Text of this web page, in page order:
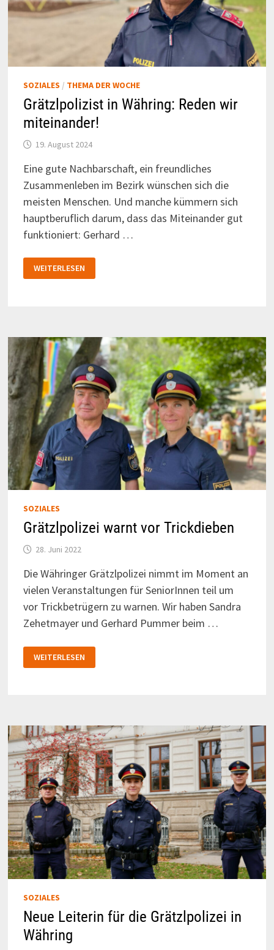
SOZIALES / THEMA DER WOCHE
Grätzlpolizist in Währing: Reden wir
miteinander!
19. August 2024
Eine gute Nachbarschaft, ein freundliches
Zusammenleben im Bezirk wünschen sich die
meisten Menschen. Und manche kümmern sich
hauptberuflich darum, dass das Miteinander gut
funktioniert: Gerhard …
IN
WÄHRING:
WEITERLESEN
SOZIALES
Grätzlpolizei warnt vor Trickdieben
28. Juni 2022
Die Währinger Grätzlpolizei nimmt im Moment an
vielen Veranstaltungen für SeniorInnen teil um
vor Trickbetrügern zu warnen. Wir haben Sandra
Zehetmayer und Gerhard Pummer beim …
WARNT
VOR
WEITERLESEN
SOZIALES
Neue Leiterin für die Grätzlpolizei in
Währing